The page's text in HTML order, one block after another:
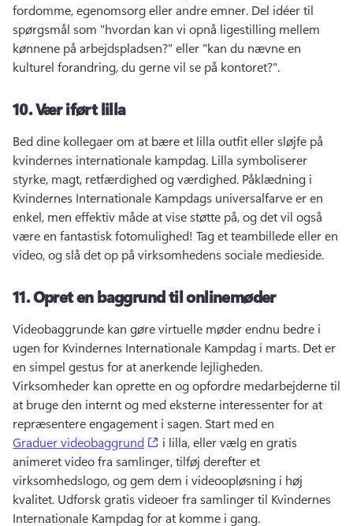
fordomme, egenomsorg eller andre emner. Del idéer til
spørgsmål som "hvordan kan vi opnå ligestilling mellem
kønnene på arbejdspladsen?" eller "kan du nævne en
kulturel forandring, du gerne vil se på kontoret?".
10.Vær iført lilla
Bed dine kollegaer om at bære et lilla outfit eller sløjfe på
kvindernes internationale kampdag. Lilla symboliserer
styrke, magt, retfærdighed og værdighed. Påklædning i
Kvindernes Internationale Kampdags universalfarve er en
enkel, men effektiv måde at vise støtte på, og det vil også
være en fantastisk fotomulighed! Tag et teambillede eller en
video, og slå det op på virksomhedens sociale medieside.
11.Opret en baggrund til onlinemøder
Videobaggrunde kan gøre virtuelle møder endnu bedre i
ugen for Kvindernes Internationale Kampdag i marts. Det er
Virksomheder kan oprette en og opfordre medarbejderne til
at bruge den internt og med eksterne interessenter for at
repræsentere engagement i sagen. Start med en
Graduer videobaggrund
(opens in a new tab)
i lilla, eller vælg en gratis
animeret video fra samlinger, tilføj derefter et
virksomhedslogo, og gem dem i videoopløsning i høj
kvalitet. Udforsk gratis videoer fra samlinger til Kvindernes
Internationale Kampdag for at komme i gang.